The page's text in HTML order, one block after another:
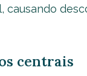
causando
centrais